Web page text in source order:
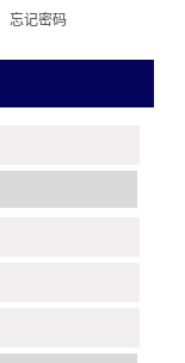
忘记密码